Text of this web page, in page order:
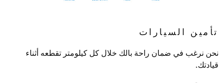
تأمين السيارات
نحن نرغب في ضمان راحة بالك خلال كل كيلومتر تقطعه أثناء
قيادتك.